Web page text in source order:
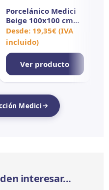
Porcelánico Medici
Beige 100x100 cm
MT Rect Antid
Desde: 19,35€ (IVA
incluido)
Ver producto
Medici
interesar...